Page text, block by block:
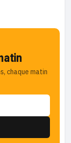
chaque matin